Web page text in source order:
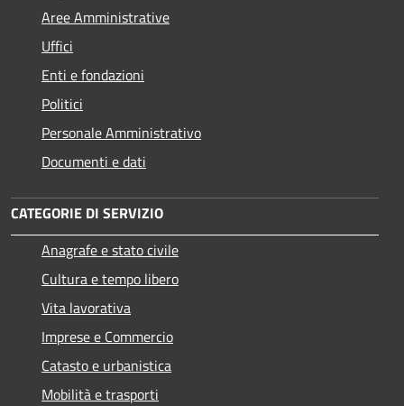
Aree Amministrative
Uffici
Enti e fondazioni
Politici
Personale Amministrativo
Documenti e dati
CATEGORIE DI SERVIZIO
Anagrafe e stato civile
Cultura e tempo libero
Vita lavorativa
Imprese e Commercio
Catasto e urbanistica
Mobilità e trasporti